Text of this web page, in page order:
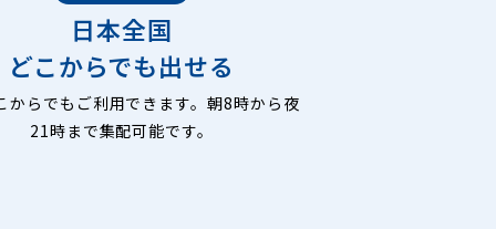
日本全国
どこからでも出せる
からでもご利用できます。朝8時から夜
21時まで集配可能です。